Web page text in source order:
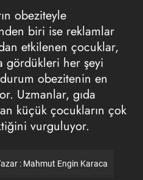
obeziteyle
biri ise reklamlar
etkilenen çocuklar,
gördükleri her şeyi
obezitenin en
Uzmanlar, gıda
küçük çocukların çok
vurguluyor.
: Mahmut Engin Karaca